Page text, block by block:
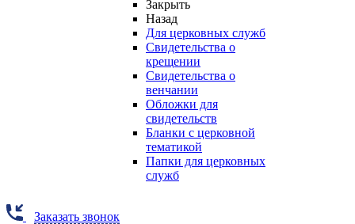
Закрыть
Назад
Для церковных служб
Свидетельства о
крещении
Свидетельства о
венчании
Обложки для
свидетельств
Бланки с церковной
тематикой
Папки для церковных
служб
Заказать звонок